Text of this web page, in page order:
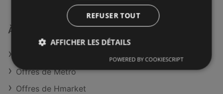
À découvrir aussi
Offres de Metro
Offres de Hmarket
REFUSER TOUT
AFFICHER LES DÉTAILS
POWERED BY COOKIESCRIPT